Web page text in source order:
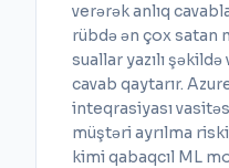
verərək anlıq
rübdə ən çox satan
suallar yazılı
cavab qaytarır.
inteqrasiyası
müştəri ayrılma
kimi qabaqcıl ML